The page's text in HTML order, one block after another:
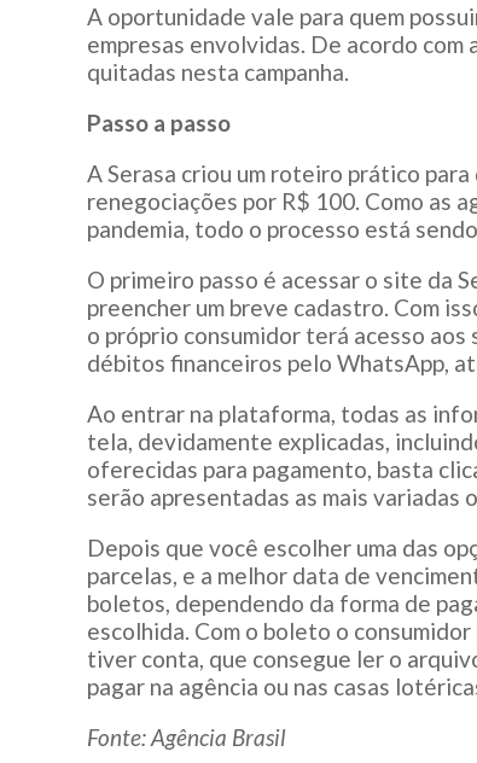
A oportunidade vale para quem
empresas envolvidas. De acordo com
quitadas nesta campanha.
Passo a passo
A Serasa criou um roteiro prático
renegociações por R$ 100. Como as
pandemia, todo o processo está
O primeiro passo é acessar o site da
preencher um breve cadastro. Com
o próprio consumidor terá acesso
débitos financeiros pelo WhatsApp,
Ao entrar na plataforma, todas as
tela, devidamente explicadas,
oferecidas para pagamento, basta
serão apresentadas as mais variadas
Depois que você escolher uma das
parcelas, e a melhor data de
boletos, dependendo da forma de
escolhida. Com o boleto o
tiver conta, que consegue ler o
pagar na agência ou nas casas
Fonte: Agência Brasil